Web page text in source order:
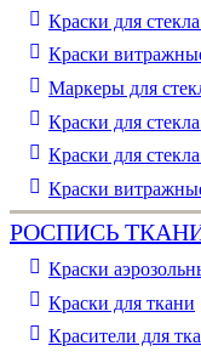
Краски для
Краски
Маркеры для
Краски для
Краски для
Краски
РОСПИСЬ
Краски
Краски для ткани
Красители для